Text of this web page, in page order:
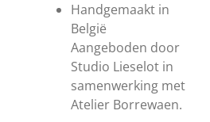
Handgemaakt in
België
Aangeboden door
Studio Lieselot in
samenwerking met
Atelier Borrewaen.